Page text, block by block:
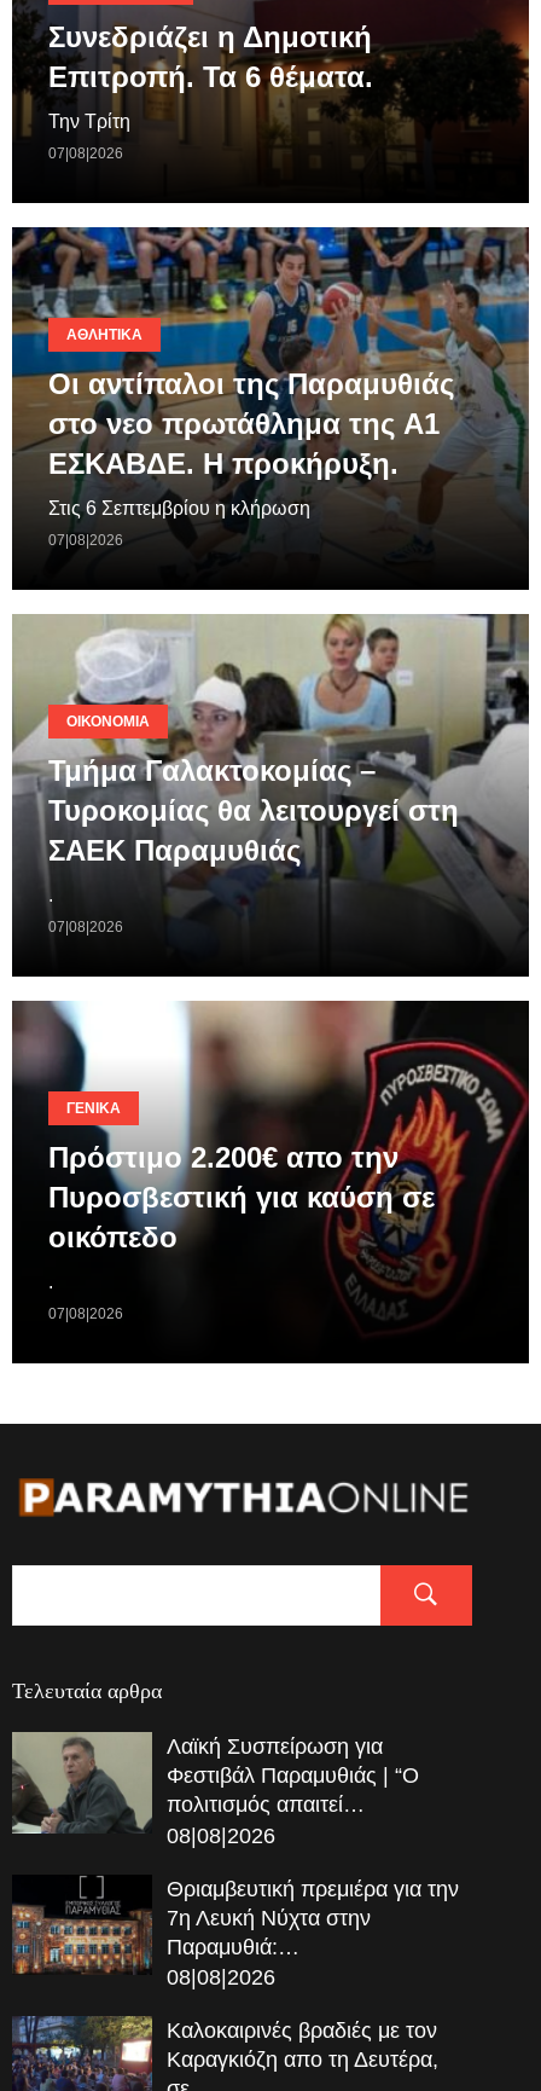
Συνεδριάζει η Δημοτική
Επιτροπή. Τα 6 θέματα.
Την Τρίτη
07|08|2026
ΑΘΛΗΤΙΚΆ
Οι αντίπαλοι της Παραμυθιάς
στο νεο πρωτάθλημα της A1
ΕΣΚΑΒΔΕ. Η προκήρυξη.
Στις 6 Σεπτεμβρίου η κλήρωση
07|08|2026
ΟΙΚΟΝΟΜΊΑ
Τμήμα Γαλακτοκομίας –
Τυροκομίας θα λειτουργεί στη
ΣΑΕΚ Παραμυθιάς
.
07|08|2026
ΓΕΝΙΚΆ
Πρόστιμο 2.200€ απο την
Πυροσβεστική για καύση σε
οικόπεδο
.
07|08|2026
Τελευταία αρθρα
Λαϊκή Συσπείρωση για
Φεστιβάλ Παραμυθιάς | “Ο
πολιτισμός απαιτεί…
08|08|2026
Θριαμβευτική πρεμιέρα για την
7η Λευκή Νύχτα στην
Παραμυθιά:…
08|08|2026
Καλοκαιρινές βραδιές με τον
Καραγκιόζη απο τη Δευτέρα,